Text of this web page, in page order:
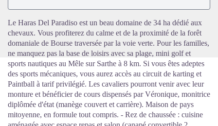
Le Haras Del Paradiso est un beau domaine de 34 ha dédié aux
chevaux. Vous profiterez du calme et de la proximité de la forêt
domaniale de Bourse traversée par la voie verte. Pour les familles,
ne manquez pas la base de loisirs avec sa plage, mini golf et
sports nautiques au Mêle sur Sarthe à 8 km. Si vous êtes adeptes
des sports mécaniques, vous aurez accès au circuit de karting et
Paintball à tarif privilégié. Les cavaliers pourront venir avec leur
monture et bénéficier de cours dispensés par Véronique, monitrice
diplômée d'état (manège couvert et carrière). Maison de pays
mitoyenne, en formule tout compris. - Rez de chaussée : cuisine